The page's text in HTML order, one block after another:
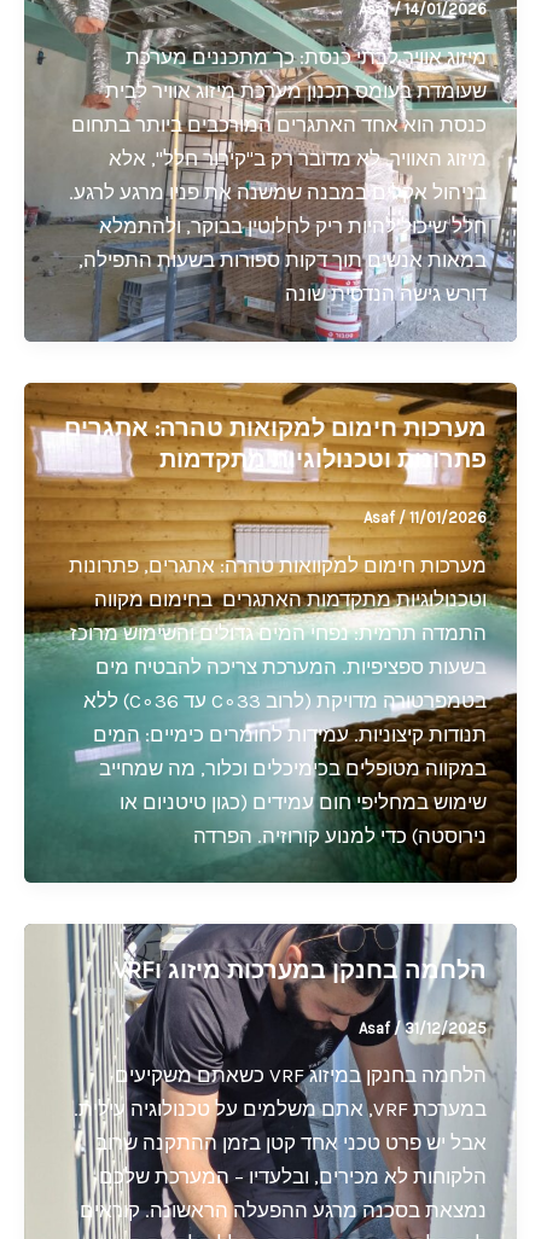
Asaf/14/01/2026
מיזוג אוויר לבתי כנסת: כך מתכננים מערכת
שעומדת בעומס תכנון מערכת מיזוג אוויר לבית
כנסת הוא אחד האתגרים המורכבים ביותר בתחום
מיזוג האוויר. לא מדובר רק ב"קירור חלל", אלא
בניהול אקלים במבנה שמשנה את פניו מרגע לרגע.
חלל שיכול להיות ריק לחלוטין בבוקר, ולהתמלא
במאות אנשים תוך דקות ספורות בשעות התפילה,
דורש גישה הנדסית שונה
מערכות חימום למקואות טהרה: אתגרים,
פתרונות וטכנולוגיות מתקדמות
Asaf/11/01/2026
מערכות חימום למקוואות טהרה: אתגרים, פתרונות
וטכנולוגיות מתקדמות האתגרים בחימום מקווה
התמדה תרמית: נפחי המים גדולים והשימוש מרוכז
בשעות ספציפיות. המערכת צריכה להבטיח מים
בטמפרטורה מדויקת (לרוב 33∘C עד 36∘C) ללא
תנודות קיצוניות. עמידות לחומרים כימיים: המים
במקווה מטופלים בכימיכלים וכלור, מה שמחייב
שימוש במחליפי חום עמידים (כגון טיטניום או
נירוסטה) כדי למנוע קורוזיה. הפרדה
הלחמה בחנקן במערכות מיזוג וVRF
Asaf /31/12/2025
הלחמה בחנקן במיזוג VRF כשאתם משקיעים
במערכת VRF, אתם משלמים על טכנולוגיה עילית.
אבל יש פרט טכני אחד קטן בזמן ההתקנה שרוב
הלקוחות לא מכירים, ובלעדיו – המערכת שלכם
נמצאת בסכנה מרגע ההפעלה הראשונה. קוראים